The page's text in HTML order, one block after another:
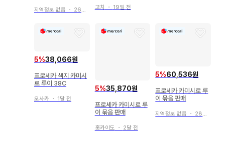
지역정보 없음 ・ 26일 전 고치 ・ 19일 전
5%38,066원
프로세카 색지 카미시
로 루이 38C
오사카 ・ 1달 전
5%35,870원
프로세카 카미시로 루
이 묶음 판매
홋카이도 ・ 2달 전
5%60,536원
프로세카 카미시로 루
이 묶음 판매
지역정보 없음 ・ 28일 전